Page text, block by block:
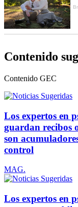
Contenido
Contenido GEC
Los expertos en
guardan recibos
son
control
MAG.
Los expertos en